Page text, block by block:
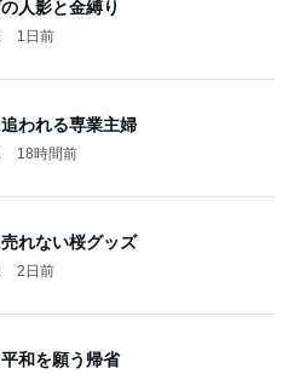
人影と金縛り
1日前
われる専業主婦
18時間前
れない桜グッズ
2日前
和を願う帰省